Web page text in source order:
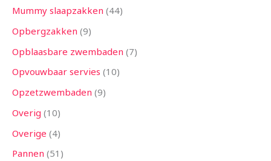
Mummy slaapzakken 44
Opbergzakken 9
Opblaasbare zwembaden 7
Opvouwbaar servies 10
Opzetzwembaden 9
Overig 10
Overige 4
Pannen 51